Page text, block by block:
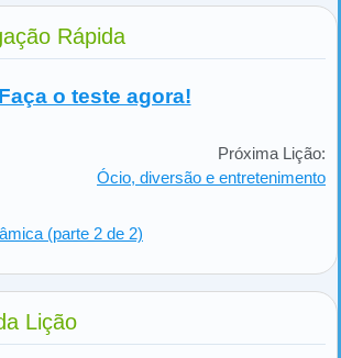
Rápida
Faça o teste agora!
(parte 2 de 2)
Próxima Lição:
Ócio, diversão e entretenimento
Lição